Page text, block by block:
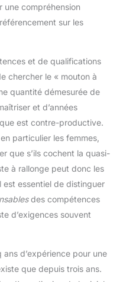
une compréhension
sur les
et de qualifications
chercher le « mouton à
quantité démesurée de
et d’années
est contre-productive.
particulier les femmes,
que s’ils cochent la quasi-
à rallonge peut donc les
essentiel de distinguer
des compétences
d’exigences souvent
d’expérience pour une
que depuis trois ans.